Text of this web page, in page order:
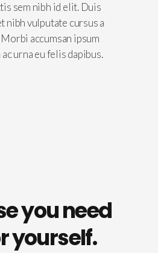
sem nibh id elit. Duis
nibh vulputate cursus a
accumsan ipsum
urna eu felis dapibus.
you need
yourself.